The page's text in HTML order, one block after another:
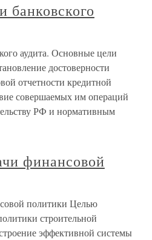
банковского
аудита. Основные цели
достоверности
отчетности кредитной
совершаемых им операций
РФ и нормативным
финансовой
политики Целью
строительной
эффективной системы